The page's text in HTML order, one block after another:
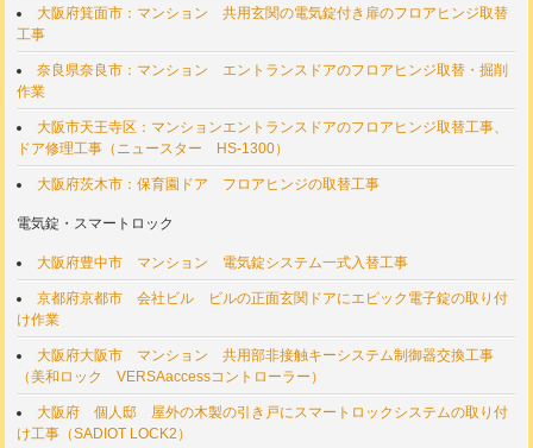
大阪府箕面市：マンション 共用玄関の電気錠付き扉のフロアヒンジ取替
工事
奈良県奈良市：マンション エントランスドアのフロアヒンジ取替・掘削
作業
大阪市天王寺区：マンションエントランスドアのフロアヒンジ取替工事、
ドア修理工事（ニュースター HS-1300）
大阪府茨木市：保育園ドア フロアヒンジの取替工事
電気錠・スマートロック
大阪府豊中市 マンション 電気錠システム一式入替工事
京都府京都市 会社ビル ビルの正面玄関ドアにエピック電子錠の取り付
け作業
大阪府大阪市 マンション 共用部非接触キーシステム制御器交換工事
（美和ロック VERSAaccessコントローラー）
大阪府 個人邸 屋外の木製の引き戸にスマートロックシステムの取り付
け工事（SADIOT LOCK2）